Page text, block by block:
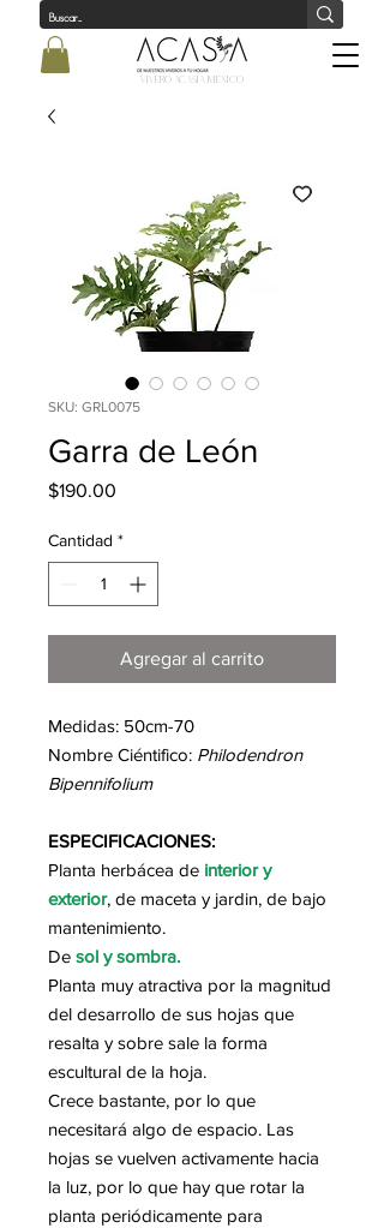
Vivero Acasia MÉxico
SKU: GRL0075
Garra de León
$190.00
Cantidad *
Agregar al carrito
Medidas: 50cm-70
Nombre Ciéntifico: Philodendron
Bipennifolium
ESPECIFICACIONES:
Planta herbácea de interior y
exterior, de maceta y jardin, de bajo
mantenimiento.
De sol y sombra.
Planta muy atractiva por la magnitud
del desarrollo de sus hojas que
resalta y sobre sale la forma
escultural de la hoja.
Crece bastante, por lo que
necesitará algo de espacio. Las
hojas se vuelven activamente hacia
la luz, por lo que hay que rotar la
planta periódicamente para